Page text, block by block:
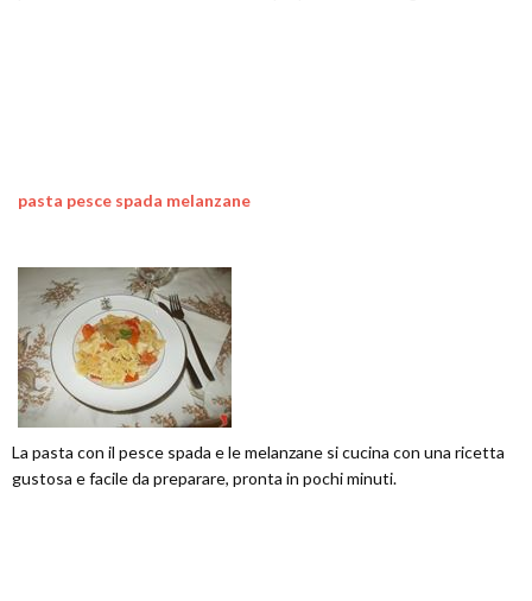
pasta pesce spada melanzane
La pasta con il pesce spada e le melanzane si cucina con una ricetta
gustosa e facile da preparare, pronta in pochi minuti.